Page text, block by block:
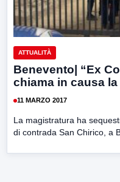
ATTUALITÀ
Benevento| “Ex
chiama in causa
11 MARZO 2017
La magistratura ha
di contrada San Chirico, a